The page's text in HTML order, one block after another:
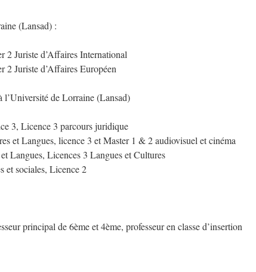
(Lansad) :
Juriste d’Affaires International
Juriste d’Affaires Européen
l’Université de Lorraine (Lansad)
3, Licence 3 parcours juridique
et Langues, licence 3 et Master 1 & 2 audiovisuel et cinéma
Langues, Licences 3 Langues et Cultures
et sociales, Licence 2
principal de 6ème et 4ème, professeur en classe d’insertion